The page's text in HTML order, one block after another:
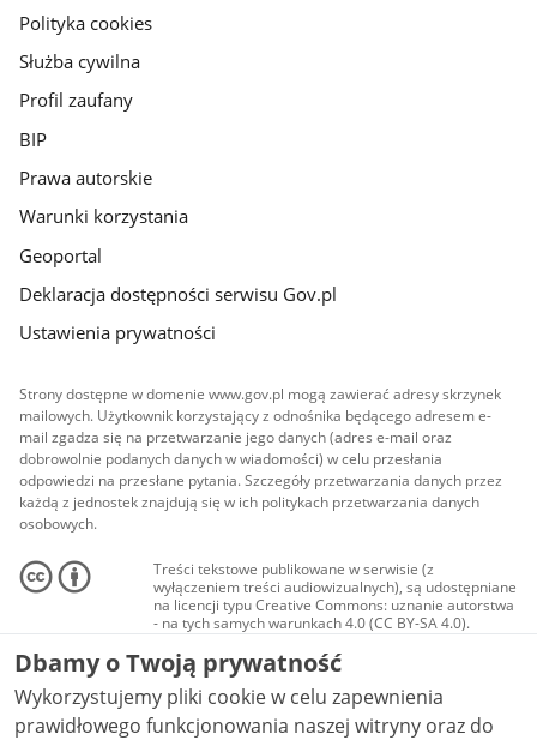
gov.pl
Polityka cookies
Służba cywilna
Profil zaufany
BIP
Prawa autorskie
Warunki korzystania
Geoportal
Deklaracja dostępności serwisu Gov.pl
Ustawienia prywatności
Strony dostępne w domenie www.gov.pl mogą zawierać adresy skrzynek
mailowych. Użytkownik korzystający z odnośnika będącego adresem e-
mail zgadza się na przetwarzanie jego danych (adres e-mail oraz
dobrowolnie podanych danych w wiadomości) w celu przesłania
odpowiedzi na przesłane pytania. Szczegóły przetwarzania danych przez
każdą z jednostek znajdują się w ich politykach przetwarzania danych
osobowych.
Treści tekstowe publikowane w serwisie (z
wyłączeniem treści audiowizualnych), są udostępniane
na licencji typu Creative Commons: uznanie autorstwa
- na tych samych warunkach 4.0 (CC BY-SA 4.0).
Materiały audiowizualne, w tym zdjęcia, materiały
audio i wideo, są udostępniane na licencji typu
Creative Commons: uznanie autorstwa użycie
niekomercyjne - bez utworów zależnych 4.0 (CC BY-
NC-ND 4.0), o ile nie jest to stwierdzone inaczej.
Dbamy o Twoją prywatność
Wykorzystujemy pliki cookie w celu zapewnienia
prawidłowego funkcjonowania naszej witryny oraz do